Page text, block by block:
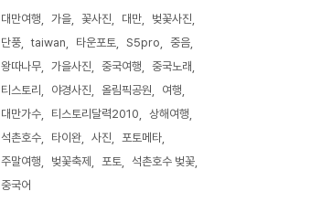
대만여행 가을 꽃사진 대만
벚꽃사진
단풍
taiwan 타운포토 S5pro
중음
왕따나무
가을사진 중국여행
중국노래
티스토리
야경사진 올림픽공원
여행
대만가수
티스토리달력2010
상해여행
석촌호수
타이완 사진
포토메타
주말여행
벚꽃축제 포토
석촌호수 벚꽃
중국어